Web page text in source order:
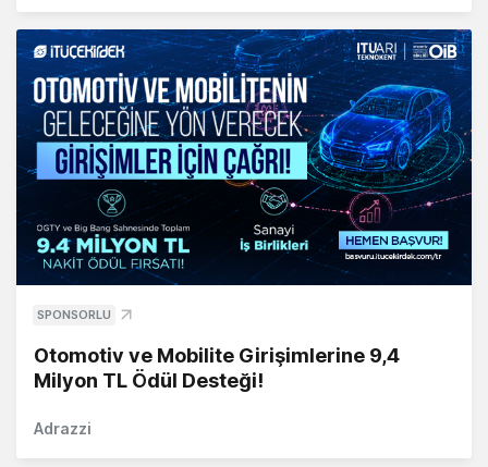
SPONSORLU
Otomotiv ve Mobilite Girişimlerine 9,4
Milyon TL Ödül Desteği!
Adrazzi